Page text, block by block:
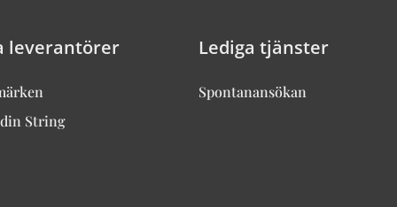
leverantörer
String
Lediga tjänster
Spontanansökan